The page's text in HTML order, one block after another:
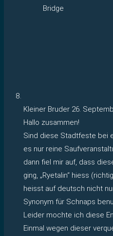
Bridge
Kleiner Bruder 26.
Hallo zusammen!
Sind diese Stadtfeste bei
es nur reine
dann fiel mir auf, dass
ging, „Ryetalin“ hiess
heisst auf deutsch nicht
Synonym für Schnaps
Leider mochte ich diese
Einmal wegen dieser